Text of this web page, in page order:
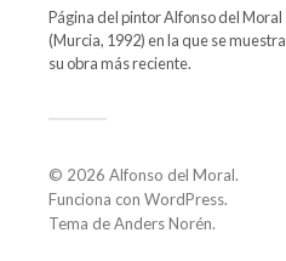
Página del pintor Alfonso del Moral
(Murcia, 1992) en la que se muestra
su obra más reciente.
© 2026 Alfonso del Moral.
Funciona con WordPress.
Tema deAnders Norén.